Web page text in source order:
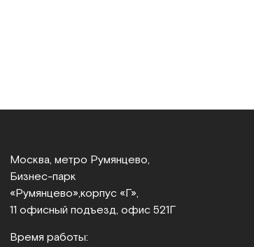
Москва, метро Румянцево,
Бизнес‑парк
«Румянцево», корпус «Г»,
11 офисный подъезд, офис 521Г
Время работы: